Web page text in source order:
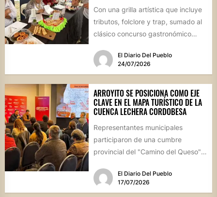
Con una grilla artística que incluye
tributos, folclore y trap, sumado al
clásico concurso gastronómico
celebrará...El Diario Del Pueblo
24/07/2026
ARROYITO SE POSICIONA COMO EJE
CLAVE EN EL MAPA TURÍSTICO DE LA
CUENCA LECHERA CORDOBESA
Representantes municipales
participaron de una cumbre
provincial del "Camino del Queso",
identidad productiva y...
El Diario Del Pueblo
17/07/2026